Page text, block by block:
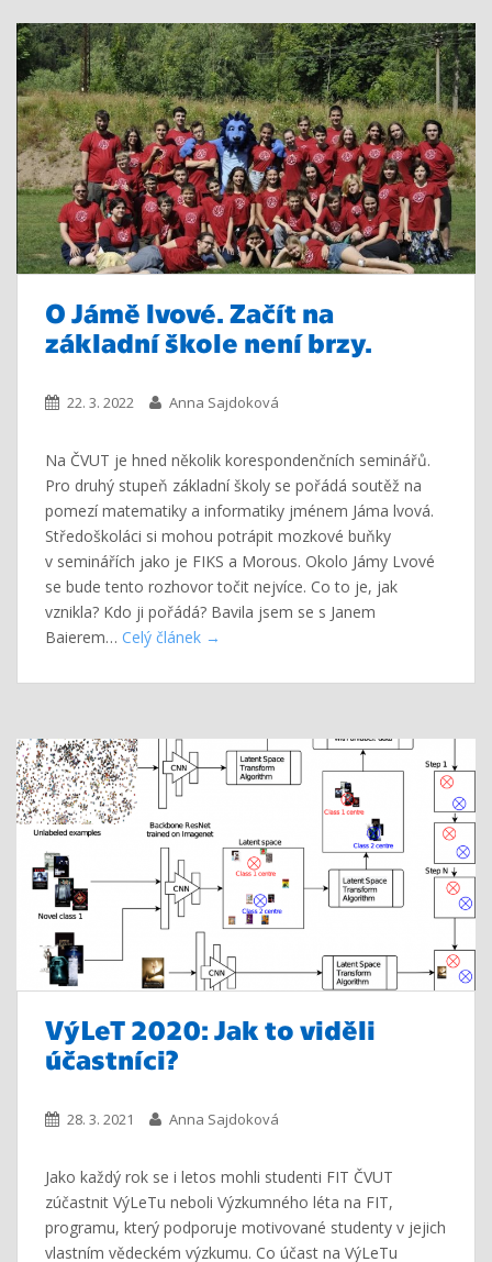
O Jámě lvové. Začít na
základní škole není brzy.
22. 3. 2022 Anna Sajdoková
Na ČVUT je hned několik korespondenčních seminářů.
Pro druhý stupeň základní školy se pořádá soutěž na
pomezí matematiky a informatiky jménem Jáma lvová.
Středoškoláci si mohou potrápit mozkové buňky
v seminářích jako je FIKS a Morous. Okolo Jámy Lvové
se bude tento rozhovor točit nejvíce. Co to je, jak
vznikla? Kdo ji pořádá? Bavila jsem se s Janem
Baierem… Celý článek
VýLeT 2020: Jak to viděli
účastníci?
28. 3. 2021 Anna Sajdoková
Jako každý rok se i letos mohli studenti FIT ČVUT
zúčastnit VýLeTu neboli Výzkumného léta na FIT,
programu, který podporuje motivované studenty v jejich
vlastním vědeckém výzkumu. Co účast na VýLeTu